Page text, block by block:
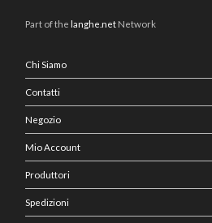
Part of thelanghe.net Network
Chi Siamo
Contatti
Negozio
Mio Account
Produttori
Spedizioni